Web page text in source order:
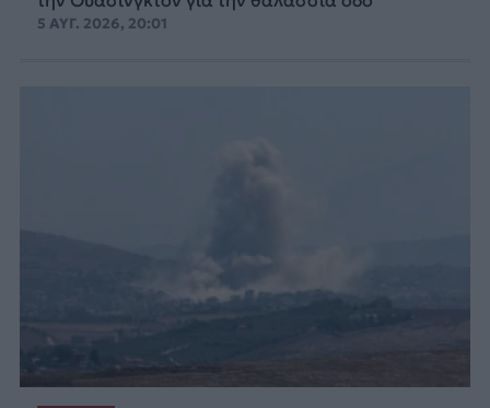
5 ΑΥΓ. 2026, 20:01